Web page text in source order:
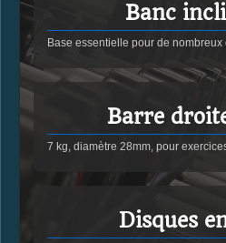
Banc
Base essentielle pour de
Barre
7 kg, diamètre 28mm, pour
Disques